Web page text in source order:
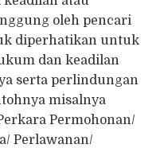
oleh pencari
diperhatikan untuk
dan keadilan
serta perlindungan
misalnya
Permohonan/
Perlawanan/